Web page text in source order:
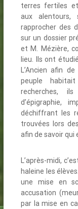
terres fertiles et
aux alentours,
rapprocher des
sur un dossier
et M. Mézière,
lieu. Ils ont
L’Ancien afin
peuple
recherches,
d’épigraphie,
déchiffrant les
trouvées lors
afin de savoir qui
L’après-midi,
haleine les
une mise en
accusation
par la mise en